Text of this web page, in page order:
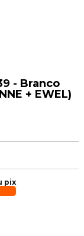
- Branco
+ EWEL)
pix